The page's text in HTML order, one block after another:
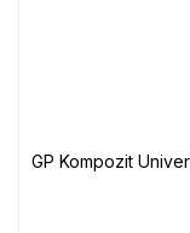
GP Kompozit